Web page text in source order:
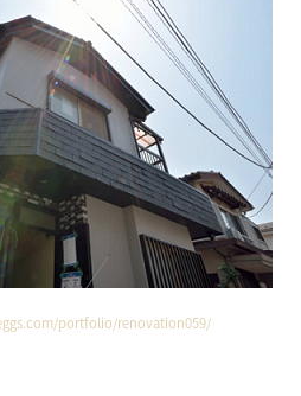
portfolio/renovation059/